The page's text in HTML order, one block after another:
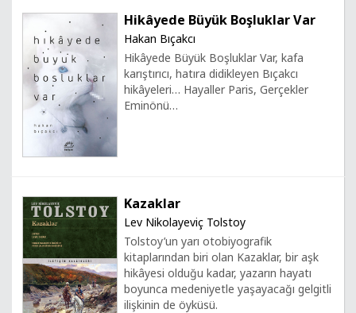
Hikâyede Büyük Boşluklar Var
Hakan Bıçakcı
Hikâyede Büyük Boşluklar Var, kafa
karıştırıcı, hatıra didikleyen Bıçakcı
hikâyeleri… Hayaller Paris, Gerçekler
Eminönü…
Kazaklar
Lev Nikolayeviç Tolstoy
Tolstoy’un yarı otobiyografik
kitaplarından biri olan Kazaklar, bir aşk
hikâyesi olduğu kadar, yazarın hayatı
boyunca medeniyetle yaşayacağı gelgitli
ilişkinin de öyküsü.